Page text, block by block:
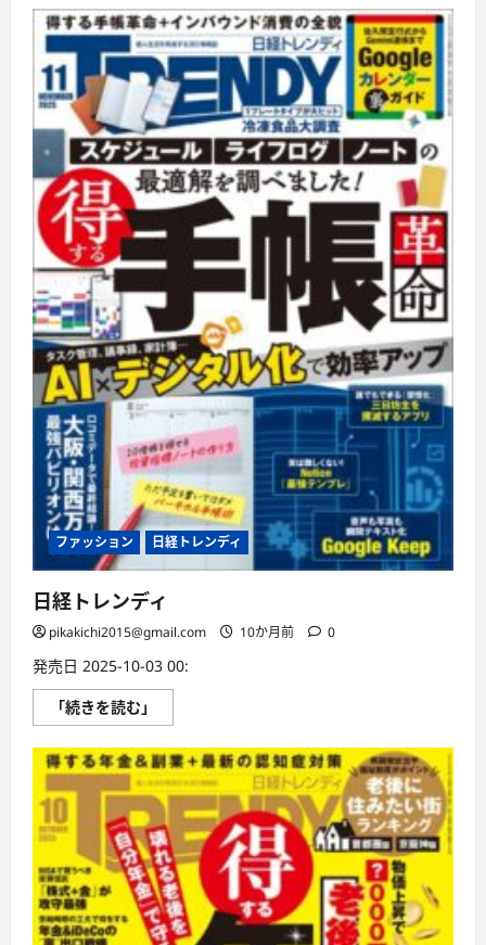
レ
ン
デ
ィ
に
つ
い
て
さ
ら
に
読
む
ファッション 日経トレンディ
日経トレンディ
pikakichi2015@gmail.com 10か月前 0
発売日 2025-10-03 00:
「続きを読む」
経
レ
ン
デ
ィ
に
つ
い
て
さ
ら
に
読
む